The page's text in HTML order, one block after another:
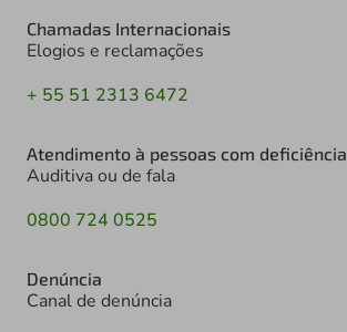
Chamadas Internacionais
Elogios e reclamações
+ 55 51 2313 6472
Atendimento à pessoas com deficiência
Auditiva ou de fala
0800 724 0525
Denúncia
Canal de denúncia